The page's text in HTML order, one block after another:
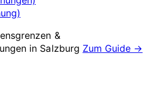
&
in Salzburg Zum Guide →